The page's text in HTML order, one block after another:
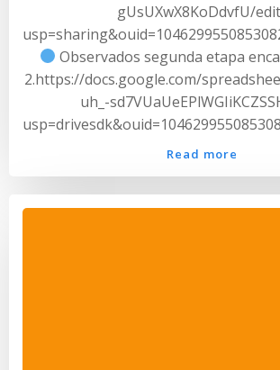
gUsUXwX8KoDdvfU/
Observados segunda etapa
2.https://docs.google.com/
uh_-
Read more